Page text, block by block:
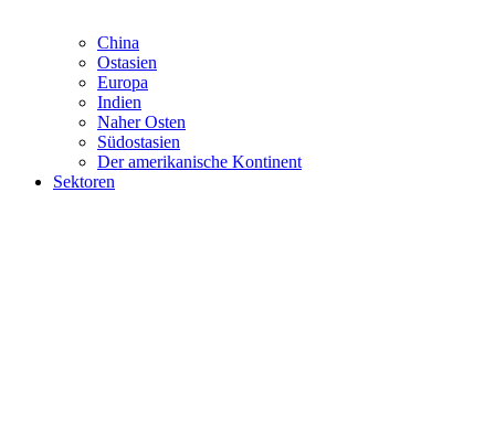
China
Ostasien
Europa
Indien
Naher Osten
Südostasien
Der amerikanische Kontinent
Sektoren